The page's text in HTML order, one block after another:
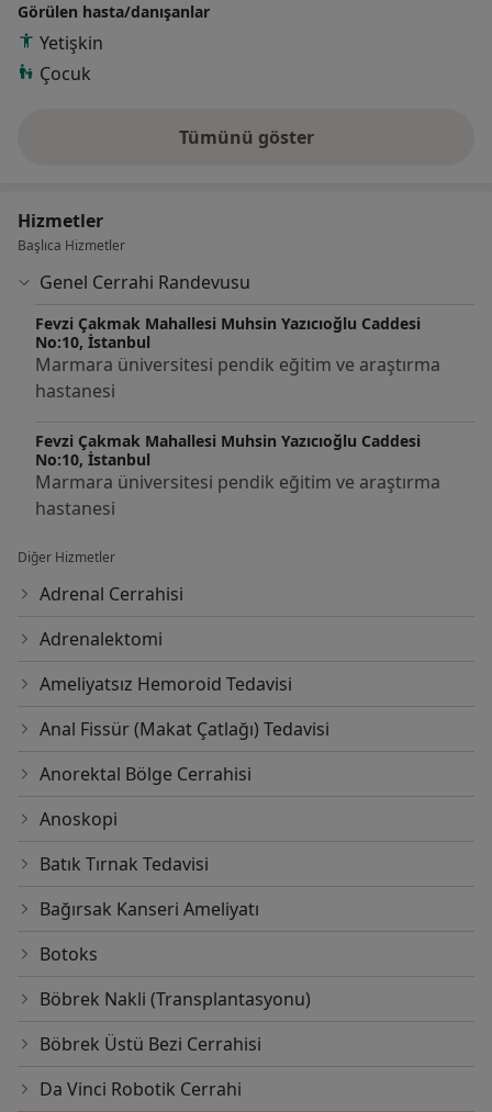
Görülen hasta/danışanlar
Yetişkin
Çocuk
Tümünü gösterdeneyim hakkında
Hizmetler
Başlıca Hizmetler
Genel Cerrahi Randevusu
Fevzi Çakmak Mahallesi Muhsin Yazıcıoğlu Caddesi
No:10, İstanbul
Marmara üniversitesi pendik eğitim ve araştırma
hastanesi
Fevzi Çakmak Mahallesi Muhsin Yazıcıoğlu Caddesi
No:10, İstanbul
Marmara üniversitesi pendik eğitim ve araştırma
hastanesi
Diğer Hizmetler
Adrenal Cerrahisi
Adrenalektomi
Ameliyatsız Hemoroid Tedavisi
Anal Fissür (Makat Çatlağı) Tedavisi
Anorektal Bölge Cerrahisi
Anoskopi
Batık Tırnak Tedavisi
Bağırsak Kanseri Ameliyatı
Botoks
Böbrek Nakli (Transplantasyonu)
Böbrek Üstü Bezi Cerrahisi
Da Vinci Robotik Cerrahi